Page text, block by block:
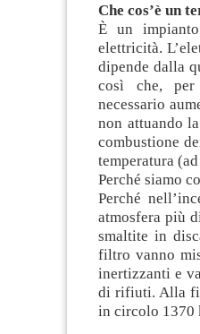
Che cos’è un
È un
elettricità.
dipende dalla
così che, per
necessario
non attuando
combustione
temperatura
Perché siamo
Perché
atmosfera più
smaltite in
filtro vanno
inertizzanti e
di rifiuti. Alla
in circolo